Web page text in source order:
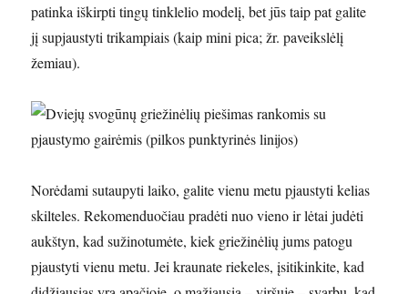
patinka iškirpti tingų tinklelio modelį, bet jūs taip pat galite
jį supjaustyti trikampiais (kaip mini pica; žr. paveikslėlį
žemiau).
Norėdami sutaupyti laiko, galite vienu metu pjaustyti kelias
skilteles. Rekomenduočiau pradėti nuo vieno ir lėtai judėti
aukštyn, kad sužinotumėte, kiek griežinėlių jums patogu
pjaustyti vienu metu. Jei kraunate riekeles, įsitikinkite, kad